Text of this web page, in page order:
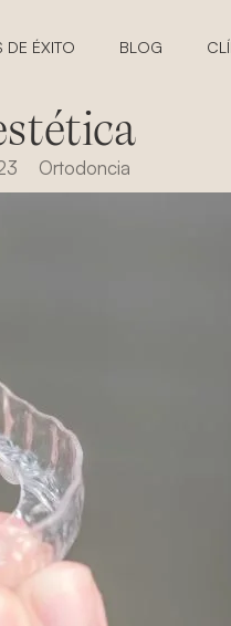
DE ÉXITO BLOG
Ortodoncia